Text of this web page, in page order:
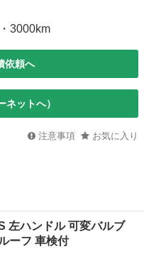
3000km
依頼へ
ネットへ）
注意事項 お気に入り
左ハンドル 可変バルブ
ーフ 車検付